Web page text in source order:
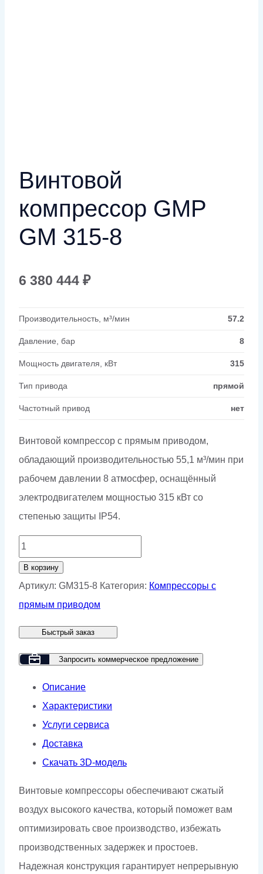
Винтовой
компрессор GMP
GM 315-8
6 380 444 ₽
Производительность, м³/мин 57.2
Давление, бар 8
Мощность двигателя, кВт 315
Тип привода прямой
Частотный привод нет
Винтовой компрессор с прямым приводом,
обладающий производительностью 55,1 м³/мин при
рабочем давлении 8 атмосфер, оснащённый
электродвигателем мощностью 315 кВт со
степенью защиты IP54.
Количество
товара
Винтовой
компрессор
GM
315-
В корзину
Артикул: GM315-8 Категория: Компрессоры с
прямым приводом
Быстрый заказ
Запросить коммерческое предложение
Описание
Характеристики
Услуги сервиса
Доставка
Скачать 3D-модель
Винтовые компрессоры обеспечивают сжатый
воздух высокого качества, который поможет вам
оптимизировать свое производство, избежать
производственных задержек и простоев.
Надежная конструкция гарантирует непрерывную